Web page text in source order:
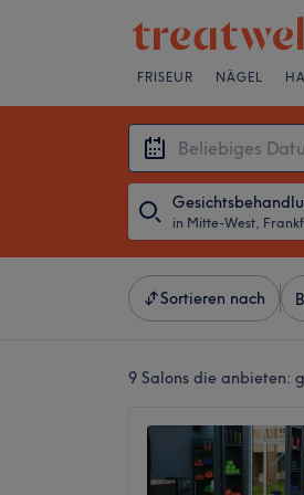
FRISEUR NÄGEL
in Mitte-West,
Sortieren nach
9 Salons die anbieten: